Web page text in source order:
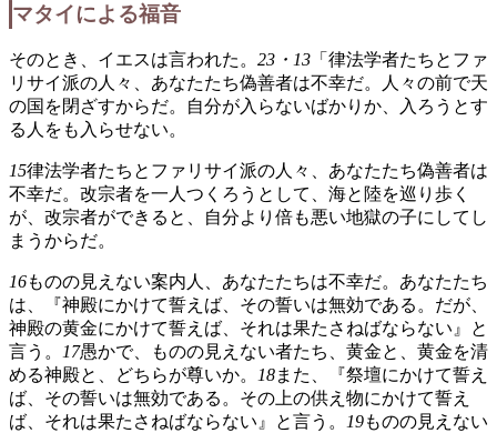
マタイによる福音
そのとき、イエスは言われた。 23・13 「律法学者たちとファ
リサイ派の人々、あなたたち偽善者は不幸だ。人々の前で天
の国を閉ざすからだ。自分が入らないばかりか、入ろうとす
る人をも入らせない。
15律法学者たちとファリサイ派の人々、あなたたち偽善者は
不幸だ。改宗者を一人つくろうとして、海と陸を巡り歩く
が、改宗者ができると、自分より倍も悪い地獄の子にしてし
まうからだ。
16ものの見えない案内人、あなたたちは不幸だ。あなたたち
は、『神殿にかけて誓えば、その誓いは無効である。だが、
神殿の黄金にかけて誓えば、それは果たさねばならない』と
言う。 17愚かで、ものの見えない者たち、黄金と、黄金を清
める神殿と、どちらが尊いか。 18また、『祭壇にかけて誓え
ば、その誓いは無効である。その上の供え物にかけて誓え
ば、それは果たさねばならない』と言う。 19ものの見えない